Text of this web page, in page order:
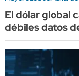
El dólar global
débiles datos